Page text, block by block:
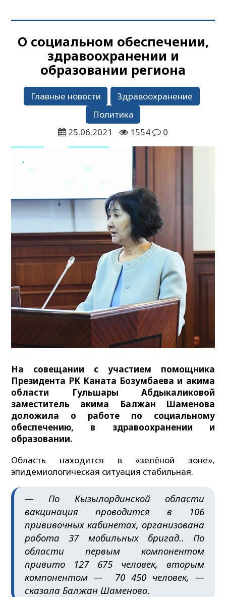
О социальном обеспечении,
здравоохранении и
образовании региона
Главные новости
Здравоохранение
Политика
25.06.2021
1554 0
На совещании с участием помощника
Президента РК Каната Бозумбаева и акима
области Гульшары Абдыкаликовой
заместитель акима Балжан Шаменова
доложила о работе по социальному
обеспечению, в здравоохранении и
образовании.
Область находится в «зелёной зоне»,
эпидемиологическая ситуация стабильная.
— По Кызылординской области
вакцинация проводится в 106
прививочных кабинетах, организована
работа 37 мобильных бригад.. По
области первым компонентом
привито 127 675 человек, вторым
компонентом — 70 450 человек, —
сказала Балжан Шаменова.